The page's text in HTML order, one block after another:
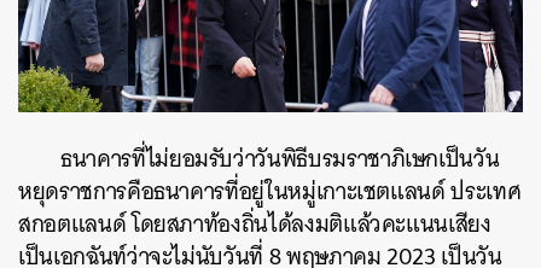
ธนาคารที่ไม่ยอมรับว่าวันพิธีบรมราชาภิเษกเป็นวัน
หยุดราชการคือธนาคารที่อยู่ในหมู่เกาะเชตแลนด์ ประเทศ
สกอตแลนด์ โดยสภาท้องถิ่นได้ลงมติแล้วคะแนนเสียง
เป็นเอกฉันท์ว่าจะไม่นับวันที่ 8 พฤษภาคม 2023 เป็นวัน